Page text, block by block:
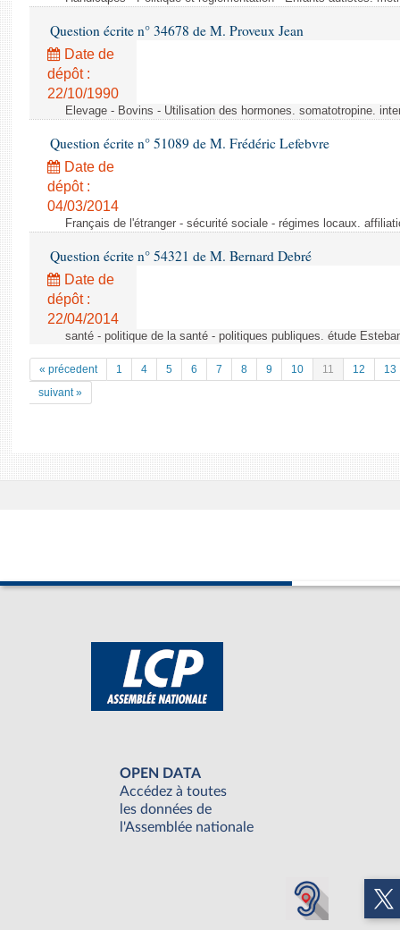
Question écrite n° 34678 de M. Proveux Jean
Date de
dépôt :
22/10/1990
Elevage - Bovins - Utilisation des hormones. somatotropine.
Question écrite n° 51089 de M. Frédéric Lefebvre
Date de
dépôt :
04/03/2014
Français de l'étranger - sécurité sociale - régimes locaux.
Question écrite n° 54321 de M. Bernard Debré
Date de
dépôt :
22/04/2014
santé - politique de la santé - politiques publiques. étude
« précedent 1 4 5 6 7 8 9 10 11 12
13
suivant »
OPEN DATA
Accédez à toutes
les données de
l'Assemblée nationale